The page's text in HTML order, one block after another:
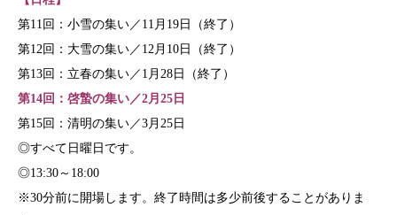
第11回：小雪の集い／11月19日（終了）
第12回：大雪の集い／12月10日（終了）
第13回：立春の集い／1月28日（終了）
第14回：啓蟄の集い／2月25日
第15回：清明の集い／3月25日
◎すべて日曜日です。
◎13:30～18:00
※30分前に開場します。終了時間は多少前後することがありま